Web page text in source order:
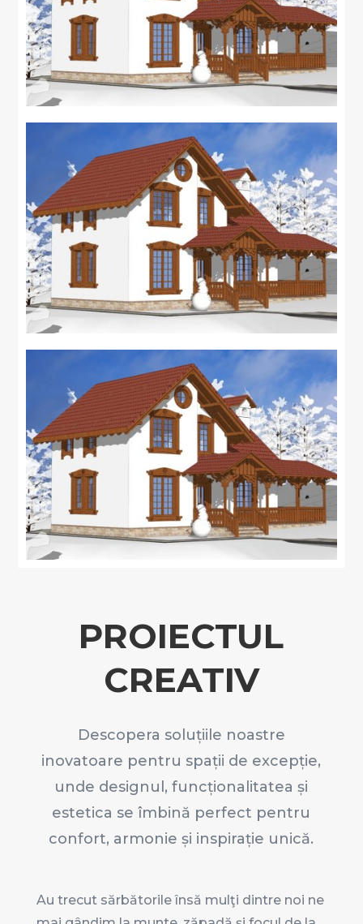
PROIECTUL
CREATIV
Descopera soluțiile noastre
inovatoare pentru spații de excepție,
unde designul, funcționalitatea și
estetica se îmbină perfect pentru
confort, armonie și inspirație unică.
Au trecut sărbătorile însă mulţi dintre noi ne